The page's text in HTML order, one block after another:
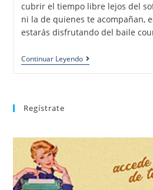
cubrir el tiempo libre lejos del
ni la de quienes te acompañan,
estarás disfrutando del baile
Continuar Leyendo
Regístrate